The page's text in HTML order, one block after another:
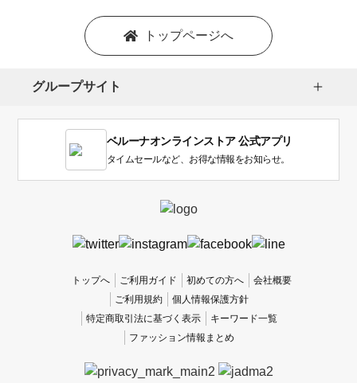
い
トップページへ
グループサイト
ベルーナオンラインストア 公式アプリ
タイムセールなど、お得な情報をお知らせ。
トップへ ご利用ガイド 初めての方へ
会社概要
ご利用規約
個人情報保護方針
特定商取引法に基づく表示
キーワード一覧
ファッション情報まとめ